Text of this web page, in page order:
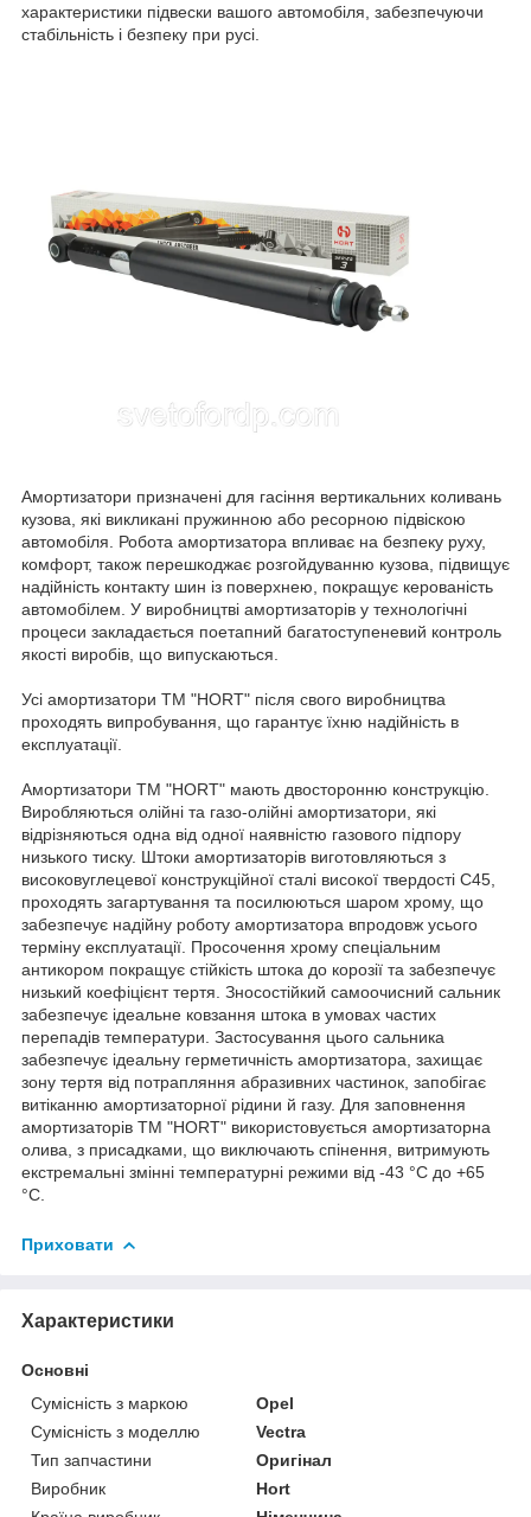
характеристики підвески вашого автомобіля, забезпечуючи
стабільність і безпеку при русі.
Амортизатори призначені для гасіння вертикальних коливань
кузова, які викликані пружинною або ресорною підвіскою
автомобіля. Робота амортизатора впливає на безпеку руху,
комфорт, також перешкоджає розгойдуванню кузова, підвищує
надійність контакту шин із поверхнею, покращує керованість
автомобілем. У виробництві амортизаторів у технологічні
процеси закладається поетапний багатоступеневий контроль
якості виробів, що випускаються.
Усі амортизатори ТМ "HORT" після свого виробництва
проходять випробування, що гарантує їхню надійність в
експлуатації.
Амортизатори TM "HORT" мають двосторонню конструкцію.
Виробляються олійні та газо-олійні амортизатори, які
відрізняються одна від одної наявністю газового підпору
низького тиску. Штоки амортизаторів виготовляються з
високовуглецевої конструкційної сталі високої твердості С45,
проходять загартування та посилюються шаром хрому, що
забезпечує надійну роботу амортизатора впродовж усього
терміну експлуатації. Просочення хрому спеціальним
антикором покращує стійкість штока до корозії та забезпечує
низький коефіцієнт тертя. Зносостійкий самоочисний сальник
забезпечує ідеальне ковзання штока в умовах частих
перепадів температури. Застосування цього сальника
забезпечує ідеальну герметичність амортизатора, захищає
зону тертя від потрапляння абразивних частинок, запобігає
витіканню амортизаторної рідини й газу. Для заповнення
амортизаторів TM "HORT" використовується амортизаторна
олива, з присадками, що виключають спінення, витримують
екстремальні змінні температурні режими від -43 °C до +65
°C.
Приховати
Характеристики
Основні
Сумісність з маркою
Opel
Сумісність з моделлю
Vectra
Тип запчастини
Оригінал
Виробник
Hort